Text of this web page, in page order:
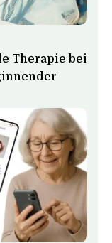
Therapie bei